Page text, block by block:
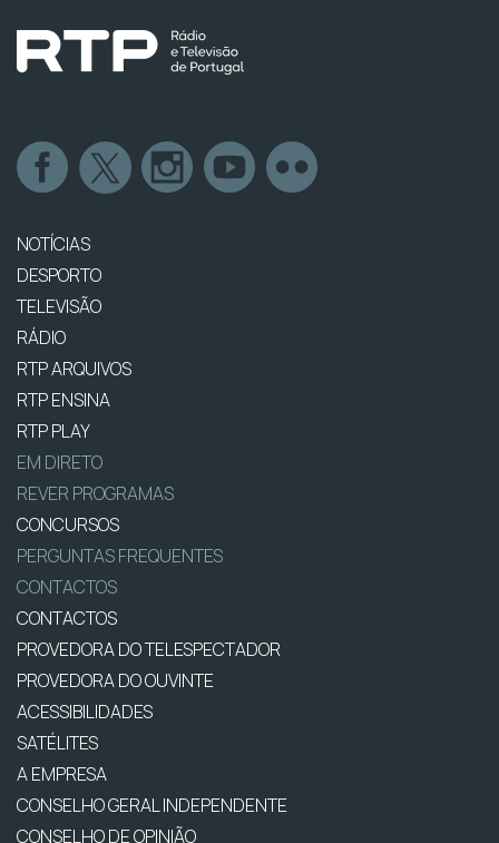
NOTÍCIAS
DESPORTO
TELEVISÃO
RÁDIO
RTP ARQUIVOS
RTP ENSINA
RTP PLAY
EM DIRETO
REVER PROGRAMAS
CONCURSOS
PERGUNTAS FREQUENTES
CONTACTOS
CONTACTOS
PROVEDORA DO TELESPECTADOR
PROVEDORA DO OUVINTE
ACESSIBILIDADES
SATÉLITES
A EMPRESA
CONSELHO GERAL INDEPENDENTE
CONSELHO DE OPINIÃO